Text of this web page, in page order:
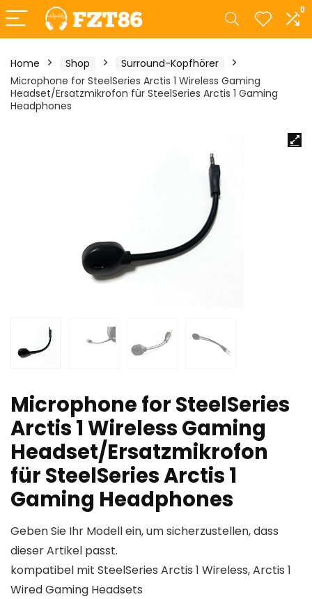
0
Home Shop
Surround-Kopfhörer
Microphone for SteelSeries Arctis 1 Wireless Gaming
Headset/Ersatzmikrofon für SteelSeries Arctis 1 Gaming
Headphones
Microphone for SteelSeries
Arctis 1 Wireless Gaming
Headset/Ersatzmikrofon
für SteelSeries Arctis 1
Gaming Headphones
Geben Sie Ihr Modell ein, um sicherzustellen, dass
dieser Artikel passt.
kompatibel mit SteelSeries Arctis 1 Wireless, Arctis 1
Wired Gaming Headsets